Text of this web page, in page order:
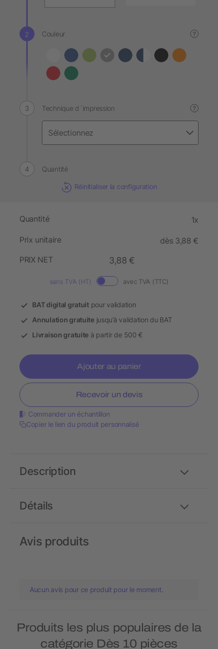
Couleur ?
Technique d´impression ?
Quantité
Réinitialiser la configuration
Quantité 1x
Prix unitaire
dès 3,88 €
PRIX NET
3,88 €
sans TVA (HT) avec TVA (TTC)
BAT digital gratuitpour validation
Annulation gratuitejusqu’à validation du BAT
Livraison gratuite à partir de 500 €
Ajouter au panier
Recevoir un devis
Commander un échantillon
Copier le lien du produit personnalisé
Détails
Description
Avis produits
Aucun avis pour ce produit pour le moment.
Produits les plus populaires de la
catégorie Dès 10 pièces